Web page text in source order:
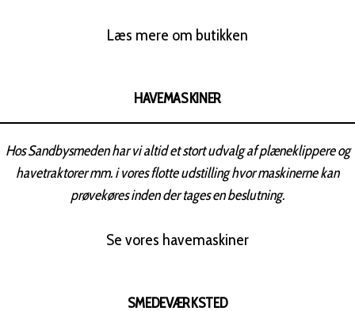
Læs mere om butikken
HAVEMASKINER
Hos Sandbysmeden har vi altid et stort udvalg af plæneklippere og
havetraktorer mm. i vores flotte udstilling hvor maskinerne kan
prøvekøres inden der tages en beslutning.
Se vores havemaskiner
SMEDEVÆRKSTED